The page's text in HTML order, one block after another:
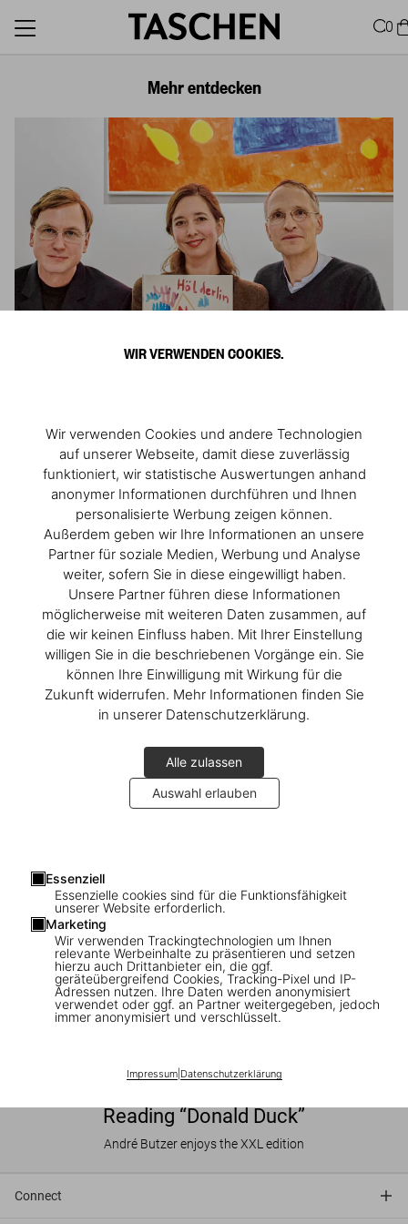
WIR VERWENDEN COOKIES.
Wir verwenden Cookies und andere Technologien
auf unserer Webseite, damit diese zuverlässig
funktioniert, wir statistische Auswertungen anhand
anonymer Informationen durchführen und Ihnen
personalisierte Werbung zeigen können.
Außerdem geben wir Ihre Informationen an unsere
Partner für soziale Medien, Werbung und Analyse
weiter, sofern Sie in diese eingewilligt haben.
Unsere Partner führen diese Informationen
möglicherweise mit weiteren Daten zusammen, auf
die wir keinen Einfluss haben. Mit Ihrer Einstellung
willigen Sie in die beschriebenen Vorgänge ein. Sie
können Ihre Einwilligung mit Wirkung für die
Zukunft widerrufen. Mehr Informationen finden Sie
in unserer Datenschutzerklärung.
Alle zulassen
Auswahl erlauben
Essenziell
Essenzielle cookies sind für die Funktionsfähigkeit
unserer Website erforderlich.
Marketing
Wir verwenden Trackingtechnologien um Ihnen
relevante Werbeinhalte zu präsentieren und setzen
hierzu auch Drittanbieter ein, die ggf.
geräteübergreifend Cookies, Tracking-Pixel und IP-
Adressen nutzen. Ihre Daten werden anonymisiert
verwendet oder ggf. an Partner weitergegeben, jedoch
immer anonymisiert und verschlüsselt.
Impressum| Datenschutzerklärung
0
Mehr entdecken
Die Präsentation von “André Butzer, Friedrich Hölderlin. Die
Jahreszeiten/The Seasons”
André Butzer in Brussels
A book signing with the artist
Reading “Donald Duck”
André Butzer enjoys the XXL edition
Connect